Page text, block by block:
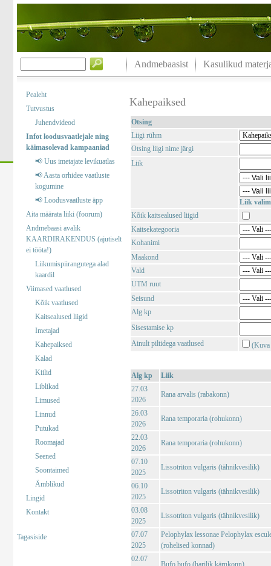
Andmebaasist Kasulikud
Pealeht
Tutvustus
Juhendvideod
Infot loodusvaatlejale ning
käimasolevad kampaaniad
📢 Uus imetajate levikuatlas
📢 Aasta orhidee vaatluste
kogumine
📢 Loodusvaatluste äpp
Aita määrata liiki (foorum)
Andmebaasi avalik
KAARDIRAKENDUS (ajutiselt
ei tööta!)
Liikumispiirangutega alad
kaardil
Viimased vaatlused
Kõik vaatlused
Kaitsealused liigid
Imetajad
Kahepaiksed
Kalad
Kiilid
Liblikad
Limused
Linnud
Putukad
Roomajad
Seened
Soontaimed
Ämblikud
Lingid
Kontakt
Tagasiside
Kahepaiksed
Otsing
Liigi rühm
Otsing liigi nime järgi
Liik
Liik
Kõik kaitsealused liigid
Kaitsekategooria
Kohanimi
Maakond
Vald
UTM ruut
Seisund
Alg kp
Sisestamise kp
Ainult piltidega vaatlused
(Kuva
Alg kp
Liik
27.03
2026
Rana arvalis (rabakonn)
26.03
2026
Rana temporaria (rohukonn)
22.03
2026
Rana temporaria (rohukonn)
07.10
2025
Lissotriton vulgaris (tähnikvesilik)
06.10
2025
Lissotriton vulgaris (tähnikvesilik)
03.08
2025
Lissotriton vulgaris (tähnikvesilik)
07.07
2025
Pelophylax lessonae Pelophylax
(rohelised konnad)
02.07
Bufo bufo (harilik kärnkonn)